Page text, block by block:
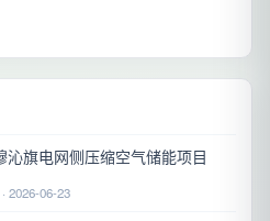
旗电网侧压缩空气储能项目
2026-06-23